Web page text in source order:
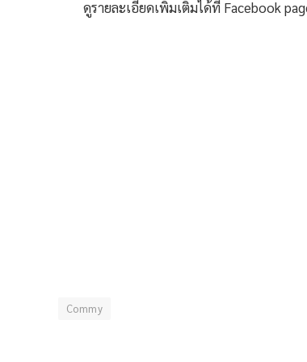
ดูรายละเอียดเพิ่มเติมได้ที่ Facebook
Commy